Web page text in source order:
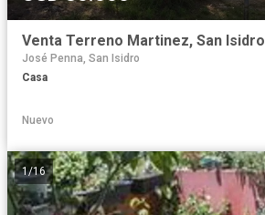
Venta Terreno Martinez, San Isidro
José Penna, San Isidro
Casa
Nuevo
1/16